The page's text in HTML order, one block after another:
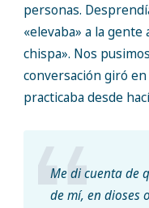
personas.
«elevaba» a la
chispa». Nos
conversación giró
practicaba desde
Me di cuenta de
de mí, en dioses